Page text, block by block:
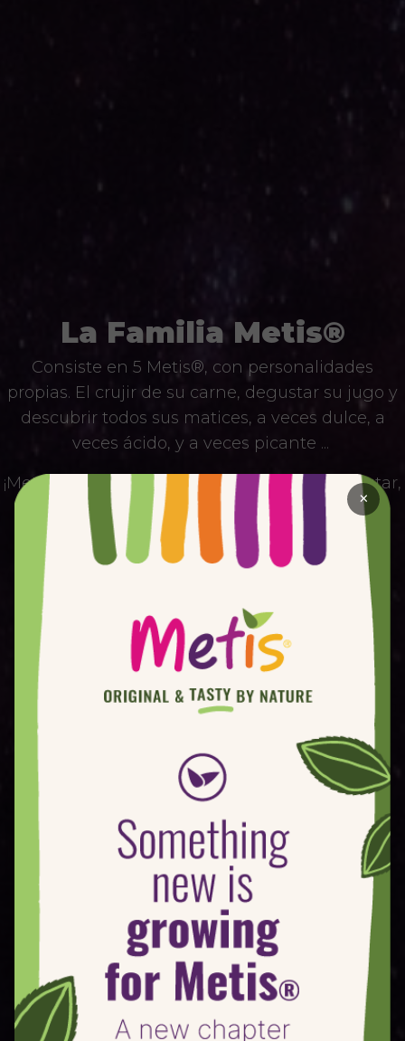
La Familia Metis®
Consiste en 5 Metis®, con personalidades
propias. El crujir de su carne, degustar su jugo y
descubrir todos sus matices, a veces dulce, a
veces ácido, y a veces picante ...
¡Metis® te invita a jugar, crear, mezclar, disfrutar,
saborear y colorear, para tener más y más
sensaciones y más felicidad para compartir!
PROPIEDADES
Crujiente
Dulce
CALIBRE
+50mm
Más grande y sabroso. Este
tamaño es perfecto para las
preparaciones culinarias
(postres, recetas).
45-50 mm
Encuentra el mismo sabor y
las mismas cualidades en un
tamaño más pequeño.
Perfecto para llevar para el
almuerzo o el té de la tarde.
×